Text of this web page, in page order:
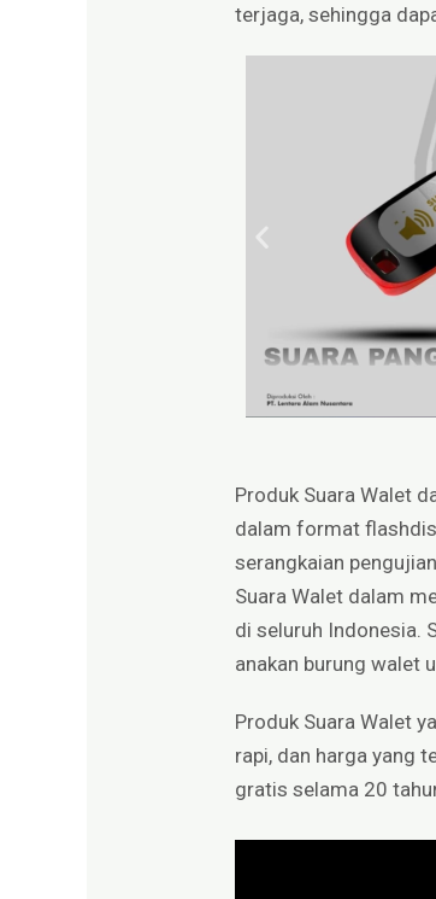
terjaga, sehingga
Produk Suara Walet
dalam format
serangkaian
Suara Walet dalam
di seluruh Indonesia.
anakan burung walet
Produk Suara Walet
rapi, dan harga yang
gratis selama 20